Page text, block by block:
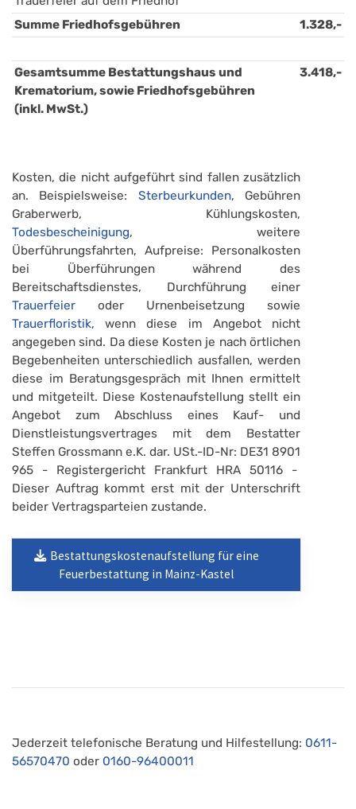
Summe Friedhofsgebühren
1.328,-
Gesamtsumme Bestattungshaus und
Krematorium, sowie Friedhofsgebühren
(inkl. MwSt.)
3.418,-
Kosten, die nicht aufgeführt sind fallen zusätzlich
an. Beispielsweise: Sterbeurkunden, Gebühren
Graberwerb, Kühlungskosten,
Todesbescheinigung, weitere
Überführungsfahrten, Aufpreise: Personalkosten
bei Überführungen während des
Bereitschaftsdienstes, Durchführung einer
Trauerfeier oder Urnenbeisetzung sowie
Trauerfloristik, wenn diese im Angebot nicht
angegeben sind. Da diese Kosten je nach örtlichen
Begebenheiten unterschiedlich ausfallen, werden
diese im Beratungsgespräch mit Ihnen ermittelt
und mitgeteilt. Diese Kostenaufstellung stellt ein
Angebot zum Abschluss eines Kauf- und
Dienstleistungsvertrages mit dem Bestatter
Steffen Grossmann e.K. dar. USt.-ID-Nr: DE31 8901
965 - Registergericht Frankfurt HRA 50116 -
Dieser Auftrag kommt erst mit der Unterschrift
beider Vertragsparteien zustande.
Bestattungskostenaufstellung für eine
Feuerbestattung in Mainz-Kastel
Jederzeit telefonische Beratung und Hilfestellung: 0611-
56570470 oder 0160-96400011